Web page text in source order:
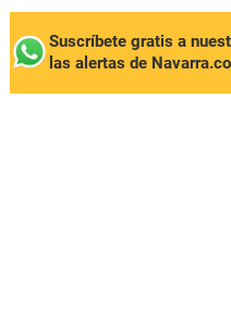
Suscríbete gratis a
las alertas de